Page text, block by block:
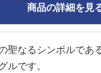
商品の詳細を見
聖なるシンボルであ
ルです。